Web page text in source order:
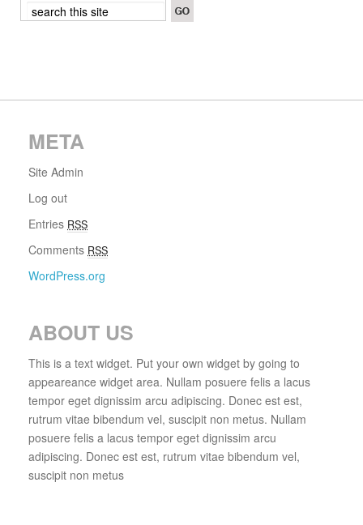
META
Site Admin
Log out
Entries RSS
Comments RSS
WordPress.org
ABOUT US
This is a text widget. Put your own widget by going to
appeareance widget area. Nullam posuere felis a lacus
tempor eget dignissim arcu adipiscing. Donec est est,
rutrum vitae bibendum vel, suscipit non metus. Nullam
posuere felis a lacus tempor eget dignissim arcu
adipiscing. Donec est est, rutrum vitae bibendum vel,
suscipit non metus